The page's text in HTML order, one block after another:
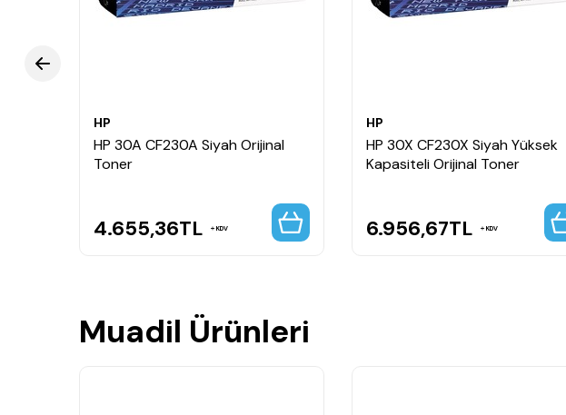
HP
HP 30A CF230A Siyah Orijinal
Toner
4.655,36TL KDV
HP
HP 30X CF230X Siyah Yüksek
Kapasiteli Orijinal Toner
6.956,67TL KDV
Muadil Ürünleri